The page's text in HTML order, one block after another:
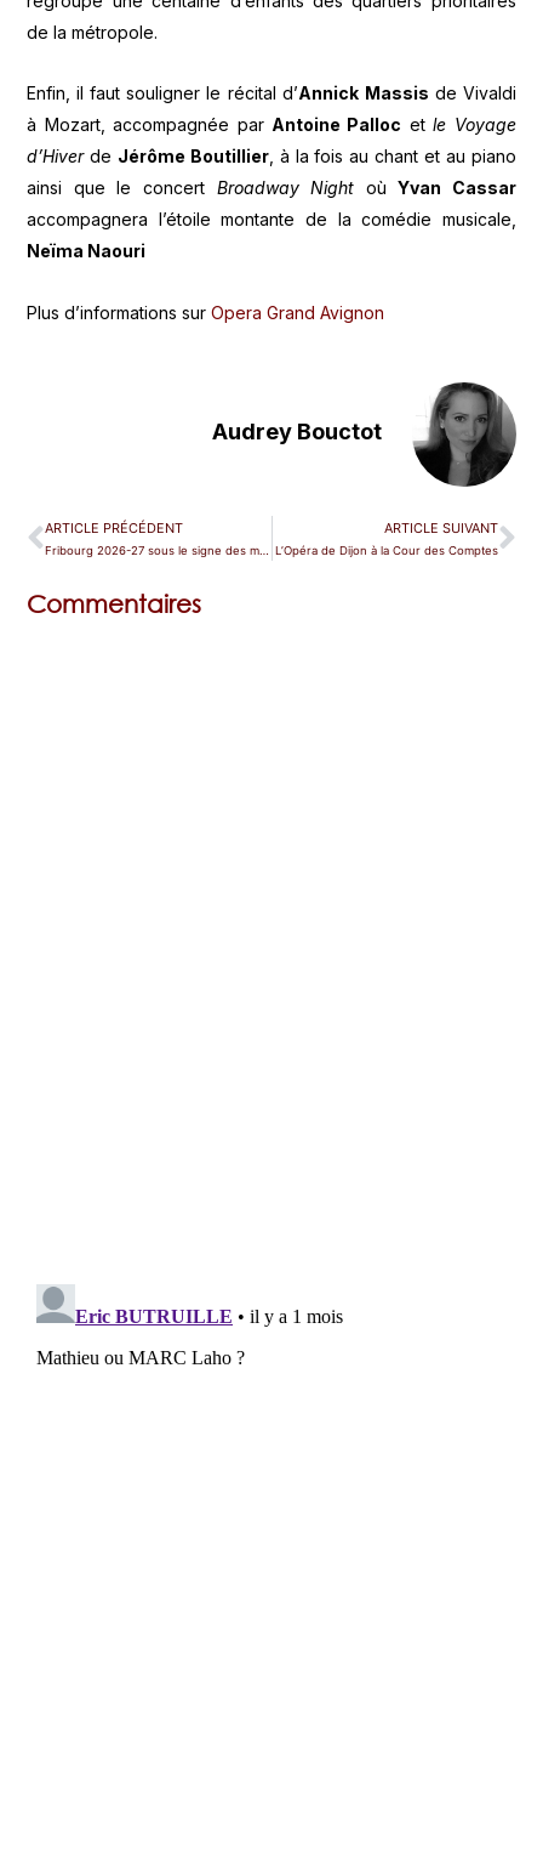
de la métropole.
Enfin, il faut souligner le récital d’Annick Massis de Vivaldi
à Mozart, accompagnée par Antoine Palloc etle Voyage
d’Hiverde Jérôme Boutillier, à la fois au chant et au piano
ainsi que le concert Broadway Night oùYvan Cassar
accompagnera l’étoile montante de la comédie musicale,
Neïma Naouri
Plus d’informations surOpera Grand Avignon
Audrey Bouctot
ARTICLE PRÉCÉDENT
Fribourg 2026-27 sous le signe des métamorphoses
ARTICLE SUIVANT
L’Opéra de Dijon à la Cour des Comptes
Commentaires